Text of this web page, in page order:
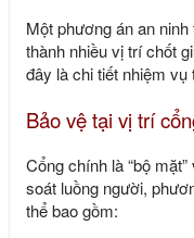
Một phương án an
thành nhiều vị trí chốt
đây là chi tiết nhiệm
Bảo vệ tại vị trí
Cổng chính là “bộ
soát luồng người,
thể bao gồm: